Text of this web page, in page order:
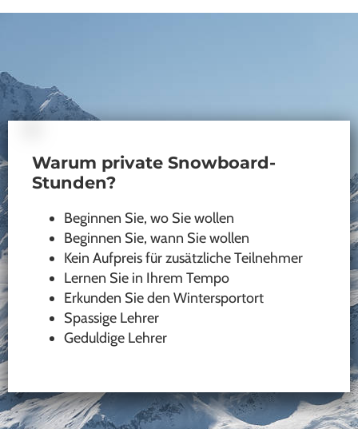
Warum private Snowboard-
Stunden?
Beginnen Sie, wo Sie wollen
Beginnen Sie, wann Sie wollen
Kein Aufpreis für zusätzliche Teilnehmer
Lernen Sie in Ihrem Tempo
Erkunden Sie den Wintersportort
Spassige Lehrer
Geduldige Lehrer